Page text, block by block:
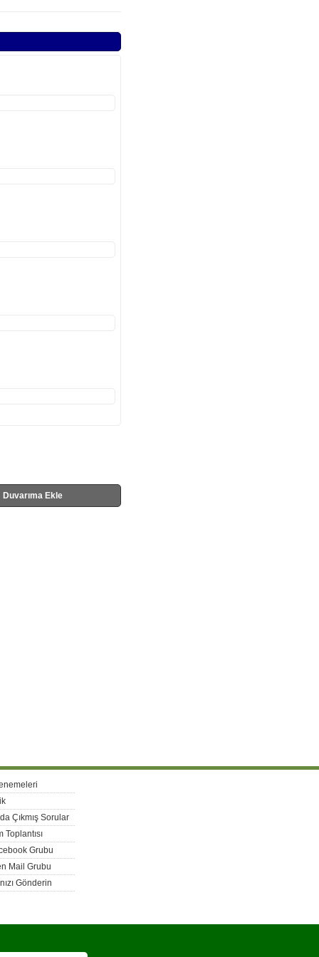
Duvarıma Ekle
Çıkmış Sorular
Toplantısı
Grubu
Mail Grubu
Gönderin